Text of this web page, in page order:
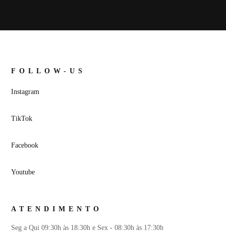
FOLLOW-US
Instagram
TikTok
Facebook
Youtube
ATENDIMENTO
Seg a Qui 09:30h às 18:30h e Sex - 08:30h às 17:30h